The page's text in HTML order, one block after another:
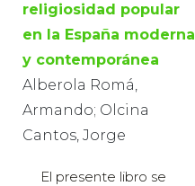
religiosidad popular
en la España moderna
y contemporánea
Alberola Romá,
Armando; Olcina
Cantos, Jorge
El presente libro se